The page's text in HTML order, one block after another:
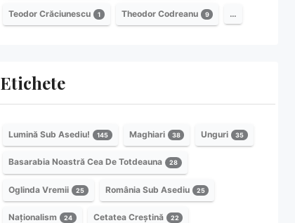
Teodor Crăciunescu 1 Theodor Codreanu 9 …
Etichete
Lumină Sub Asediu! 145 Maghiari 38 Unguri 35
Basarabia Noastră Cea De Totdeauna 28
Oglinda Vremii 25 România Sub Asediu 25
Naționalism 24 Cetatea Creștină 22